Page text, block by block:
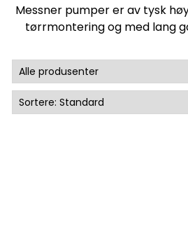
Messner pumper er av tysk
tørrmontering og med lang